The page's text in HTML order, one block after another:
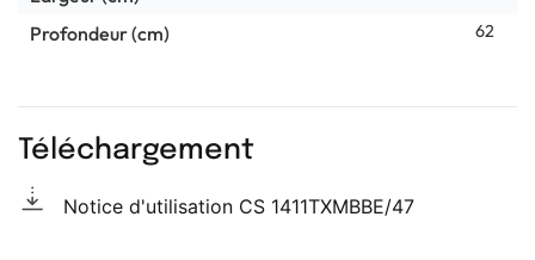
Profondeur (cm) 62
Téléchargement
Notice d'utilisation CS 1411TXMBBE/47